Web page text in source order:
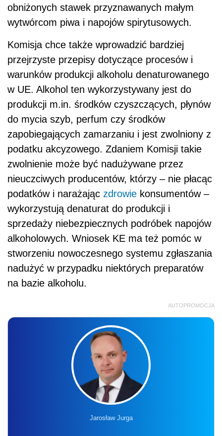
obniżonych stawek przyznawanych małym
wytwórcom piwa i napojów spirytusowych.
Komisja chce także wprowadzić bardziej
przejrzyste przepisy dotyczące procesów i
warunków produkcji alkoholu denaturowanego
w UE. Alkohol ten wykorzystywany jest do
produkcji m.in. środków czyszczących, płynów
do mycia szyb, perfum czy środków
zapobiegających zamarzaniu i jest zwolniony z
podatku akcyzowego. Zdaniem Komisji takie
zwolnienie może być nadużywane przez
nieuczciwych producentów, którzy – nie płacąc
podatków i narażając zdrowie konsumentów –
wykorzystują denaturat do produkcji i
sprzedaży niebezpiecznych podróbek napojów
alkoholowych. Wniosek KE ma też pomóc w
stworzeniu nowoczesnego systemu zgłaszania
nadużyć w przypadku niektórych preparatów
na bazie alkoholu.
AUTOPROMOCJA
Jarosław Jurga